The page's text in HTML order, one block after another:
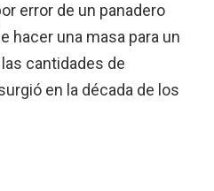
error de un panadero
hacer una masa para un
cantidades de
en la década de los